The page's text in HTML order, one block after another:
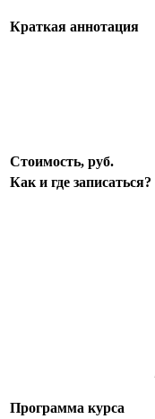
Краткая аннотация
Стоимость, руб.
Как и где записаться?
Программа курса